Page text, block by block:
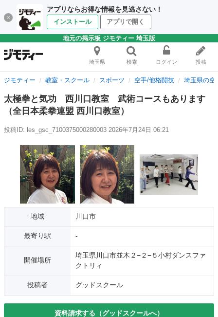
アプリならお得な情報を見逃さない！
インストール アプリで開く
地元の掲示板 ジモティー 埼玉版
埼玉県 検索 ログイン 投稿
ジモティー 教室・スクール スポーツ 空手/他格闘技 埼玉県の空
太極拳と気功 西川口教室 武術コースもあります
（全日本柔拳連盟 西川口教室）
投稿ID: les_gsc_7100375000280003 2026年7月24日 06:21
地域 川口市
最寄り駅 -
開催場所
埼玉県川口市並木２−２−５小村ダンスファ
クトリィ
投稿者 グッドスクール
資料請求する（グッドスクールへ）